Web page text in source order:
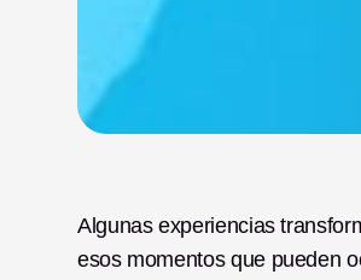
Algunas experiencias
esos momentos que pueden